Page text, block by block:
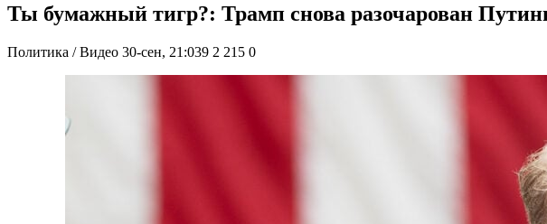
Ты бумажный тигр?: Трамп снова разочарован
Политика / Видео 30-сен, 21:039 2 215 0